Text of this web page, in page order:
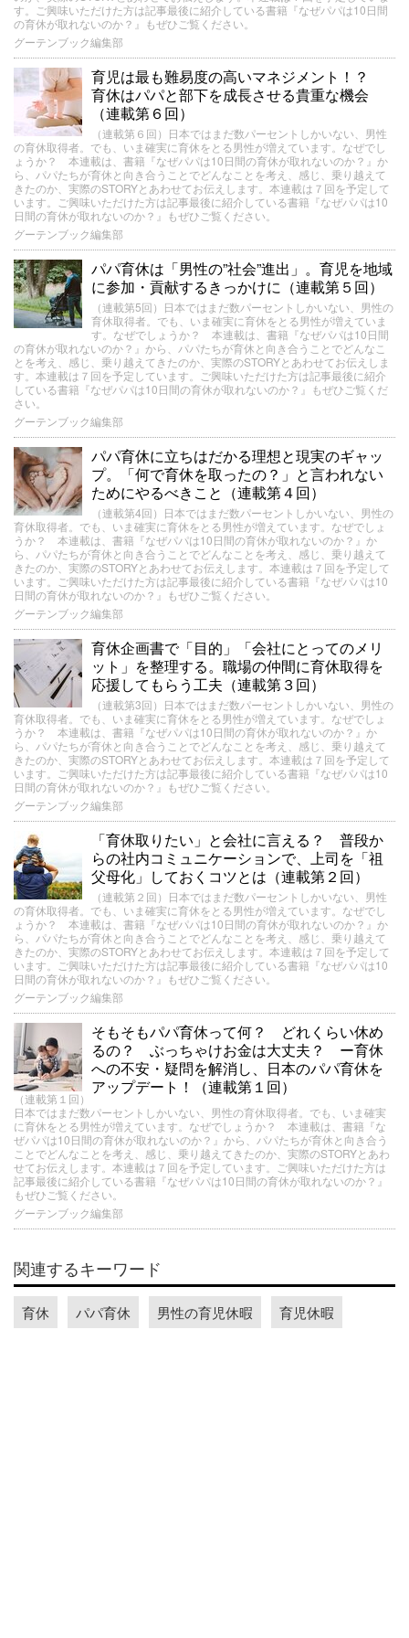
す。ご興味いただけた方は記事最後に紹介している書籍『なぜパパは10日間
の育休が取れないのか？』もぜひご覧ください。
グーテンブック編集部
育児は最も難易度の高いマネジメント！？
育休はパパと部下を成長させる貴重な機会
（連載第６回）
（連載第６回）日本ではまだ数パーセントしかいない、男性
の育休取得者。でも、いま確実に育休をとる男性が増えています。なぜでし
ょうか？ 本連載は、書籍『なぜパパは10日間の育休が取れないのか？』か
ら、パパたちが育休と向き合うことでどんなことを考え、感じ、乗り越えて
きたのか、実際のSTORYとあわせてお伝えします。本連載は７回を予定して
います。ご興味いただけた方は記事最後に紹介している書籍『なぜパパは10
日間の育休が取れないのか？』もぜひご覧ください。
グーテンブック編集部
パパ育休は「男性の”社会”進出」。育児を地域
に参加・貢献するきっかけに（連載第５回）
（連載第5回）日本ではまだ数パーセントしかいない、男性の
育休取得者。でも、いま確実に育休をとる男性が増えていま
す。なぜでしょうか？ 本連載は、書籍『なぜパパは10日間
の育休が取れないのか？』から、パパたちが育休と向き合うことでどんなこ
とを考え、感じ、乗り越えてきたのか、実際のSTORYとあわせてお伝えしま
す。本連載は７回を予定しています。ご興味いただけた方は記事最後に紹介
している書籍『なぜパパは10日間の育休が取れないのか？』もぜひご覧くだ
さい。
グーテンブック編集部
パパ育休に立ちはだかる理想と現実のギャッ
プ。「何で育休を取ったの？」と言われない
ためにやるべきこと（連載第４回）
（連載第4回）日本ではまだ数パーセントしかいない、男性の
育休取得者。でも、いま確実に育休をとる男性が増えています。なぜでしょ
うか？ 本連載は、書籍『なぜパパは10日間の育休が取れないのか？』か
ら、パパたちが育休と向き合うことでどんなことを考え、感じ、乗り越えて
きたのか、実際のSTORYとあわせてお伝えします。本連載は７回を予定して
います。ご興味いただけた方は記事最後に紹介している書籍『なぜパパは10
日間の育休が取れないのか？』もぜひご覧ください。
グーテンブック編集部
育休企画書で「目的」「会社にとってのメリ
ット」を整理する。職場の仲間に育休取得を
応援してもらう工夫（連載第３回）
（連載第3回）日本ではまだ数パーセントしかいない、男性の
育休取得者。でも、いま確実に育休をとる男性が増えています。なぜでしょ
うか？ 本連載は、書籍『なぜパパは10日間の育休が取れないのか？』か
ら、パパたちが育休と向き合うことでどんなことを考え、感じ、乗り越えて
きたのか、実際のSTORYとあわせてお伝えします。本連載は７回を予定して
います。ご興味いただけた方は記事最後に紹介している書籍『なぜパパは10
日間の育休が取れないのか？』もぜひご覧ください。
グーテンブック編集部
「育休取りたい」と会社に言える？ 普段か
らの社内コミュニケーションで、上司を「祖
父母化」しておくコツとは（連載第２回）
（連載第２回）日本ではまだ数パーセントしかいない、男性
の育休取得者。でも、いま確実に育休をとる男性が増えています。なぜでし
ょうか？ 本連載は、書籍『なぜパパは10日間の育休が取れないのか？』か
ら、パパたちが育休と向き合うことでどんなことを考え、感じ、乗り越えて
きたのか、実際のSTORYとあわせてお伝えします。本連載は７回を予定して
います。ご興味いただけた方は記事最後に紹介している書籍『なぜパパは10
日間の育休が取れないのか？』もぜひご覧ください。
グーテンブック編集部
そもそもパパ育休って何？ どれくらい休め
るの？ ぶっちゃけお金は大丈夫？ ー育休
への不安・疑問を解消し、日本のパパ育休を
アップデート！（連載第１回）
（連載第１回）
日本ではまだ数パーセントしかいない、男性の育休取得者。でも、いま確実
に育休をとる男性が増えています。なぜでしょうか？ 本連載は、書籍『な
ぜパパは10日間の育休が取れないのか？』から、パパたちが育休と向き合う
ことでどんなことを考え、感じ、乗り越えてきたのか、実際のSTORYとあわ
せてお伝えします。本連載は７回を予定しています。ご興味いただけた方は
記事最後に紹介している書籍『なぜパパは10日間の育休が取れないのか？』
もぜひご覧ください。
グーテンブック編集部
関連するキーワード
育休 パパ育休 男性の育児休暇 育児休暇